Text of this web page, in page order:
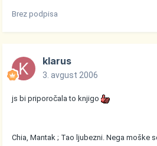
Brez podpisa
klarus
3. avgust 2006
js bi priporočala to knjigo
Chia, Mantak ; Tao ljubezni. Nega moške